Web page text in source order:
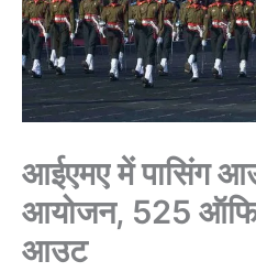
आईएमए में पासिंग
आयोजन, 525
आउट